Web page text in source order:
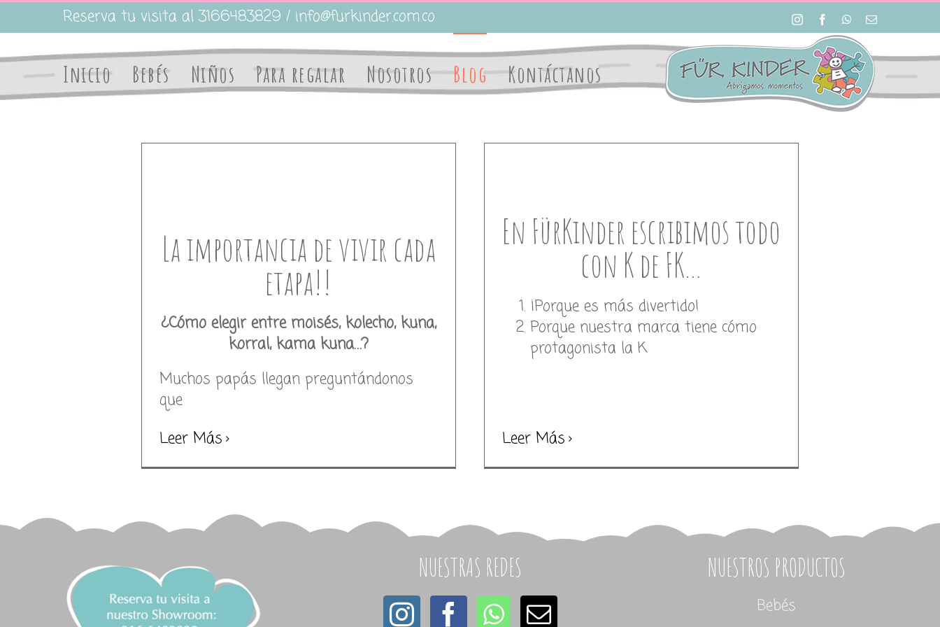
Saltar
al
contenido
Reserva tu visita al 3166483829 / info@furkinder.com.co InstagramFacebookWhatsApp
Correo
Inicio Bebés Niños Para regalar Nosotros Blog Kontáctanos
La importancia de vivir cada
etapa!!
¿Cómo elegir entre moisés, kolecho, kuna,
korral, kama kuna…?
Muchos papás llegan preguntándonos
que
Leer Más
En FürKinder escribimos todo
con K de FK…
¡Porque es más divertido!
Porque nuestra marca tiene cómo
protagonista la K
Leer Más
NUESTRAS REDES NUESTROS PRODUCTOS
Bebés